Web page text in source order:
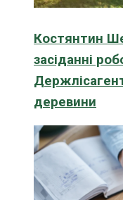
Костянтин
засіданні
деревини